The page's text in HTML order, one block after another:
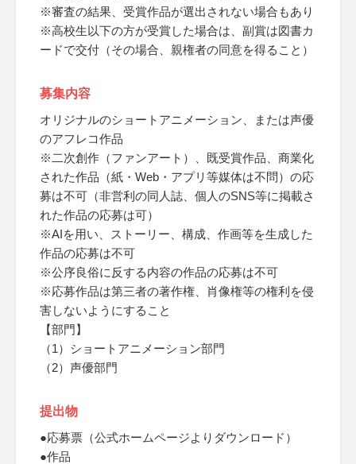
※審査の結果、受賞作品が選出されない場合もあり
※高校生以下の方が受賞した場合は、副賞は図書カ
ードで交付（その場合、親権者の同意を得ること）
募集内容
オリジナルのショートアニメーション、または声優
のアフレコ作品
※二次創作（ファンアート）、既受賞作品、商業化
された作品（紙・Web・アプリ等媒体は不問）の応
募は不可（非営利の同人誌、個人のSNS等に掲載さ
れた作品の応募は可）
※AIを用い、ストーリー、構成、作画等を生成した
作品の応募は不可
※公序良俗に反する内容の作品の応募は不可
※応募作品は第三者の著作権、肖像権等の権利を侵
害しないようにすること
【部門】
（1）ショートアニメーション部門
（2）声優部門
提出物
●応募票（公式ホームページよりダウンロード）
●作品